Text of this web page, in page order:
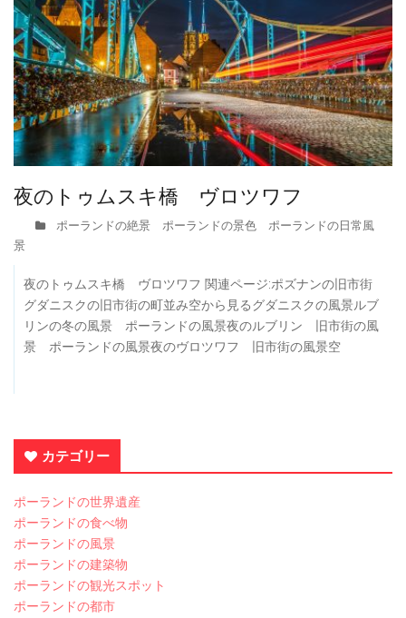
夜のトゥムスキ橋 ヴロツワフ
ポーランドの絶景 ポーランドの景色 ポーランドの日常風
景
夜のトゥムスキ橋 ヴロツワフ 関連ページ:ポズナンの旧市街
グダニスクの旧市街の町並み空から見るグダニスクの風景ルブ
リンの冬の風景 ポーランドの風景夜のルブリン 旧市街の風
景 ポーランドの風景夜のヴロツワフ 旧市街の風景空
カテゴリー
ポーランドの世界遺産
ポーランドの食べ物
ポーランドの風景
ポーランドの建築物
ポーランドの観光スポット
ポーランドの都市